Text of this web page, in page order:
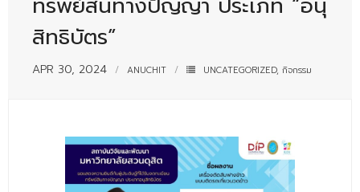
- - วิทยาศาสตร์การแพทย์
- - ความมั่นคงปลอดภัยไซเบอร์
สิทธิบัตร”
APR 30, 2024 ANUCHIT UNCATEGORIZED, กิจกรรม